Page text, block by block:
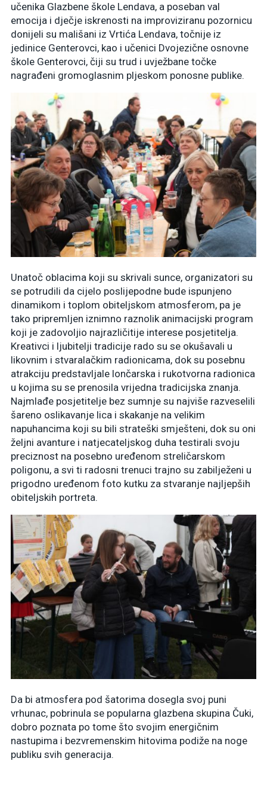
učenika Glazbene škole Lendava, a poseban val
emocija i dječje iskrenosti na improviziranu pozornicu
donijeli su mališani iz Vrtića Lendava, točnije iz
jedinice Genterovci, kao i učenici Dvojezične osnovne
škole Genterovci, čiji su trud i uvježbane točke
nagrađeni gromoglasnim pljeskom ponosne publike.
Unatoč oblacima koji su skrivali sunce, organizatori su
se potrudili da cijelo poslijepodne bude ispunjeno
dinamikom i toplom obiteljskom atmosferom, pa je
tako pripremljen iznimno raznolik animacijski program
koji je zadovoljio najrazličitije interese posjetitelja.
Kreativci i ljubitelji tradicije rado su se okušavali u
likovnim i stvaralačkim radionicama, dok su posebnu
atrakciju predstavljale lončarska i rukotvorna radionica
u kojima su se prenosila vrijedna tradicijska znanja.
Najmlađe posjetitelje bez sumnje su najviše razveselili
šareno oslikavanje lica i skakanje na velikim
napuhancima koji su bili strateški smješteni, dok su oni
željni avanture i natjecateljskog duha testirali svoju
preciznost na posebno uređenom streličarskom
poligonu, a svi ti radosni trenuci trajno su zabilježeni u
prigodno uređenom foto kutku za stvaranje najljepših
obiteljskih portreta.
Da bi atmosfera pod šatorima dosegla svoj puni
vrhunac, pobrinula se popularna glazbena skupina Čuki,
dobro poznata po tome što svojim energičnim
nastupima i bezvremenskim hitovima podiže na noge
publiku svih generacija.